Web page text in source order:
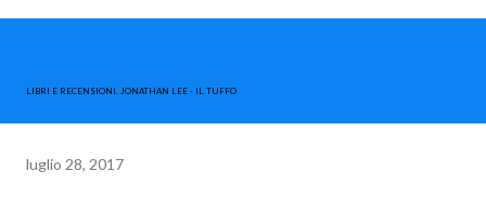
LIBRI E RECENSIONI. JONATHAN LEE - IL TUFFO
luglio 28, 2017